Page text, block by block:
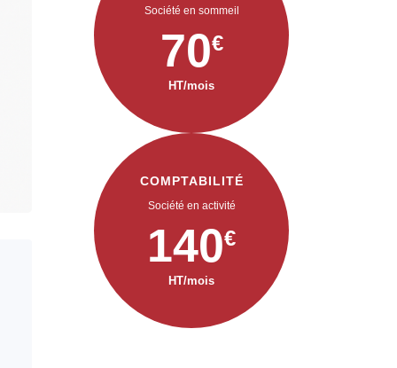
Société en sommeil
70€
HT/mois
COMPTABILITÉ
Société en activité
140€
HT/mois